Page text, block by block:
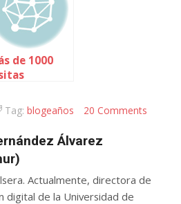
de 1000
Tag: blogeaños 20 Comments
Álvarez
Actualmente, directora de
digital de la Universidad de